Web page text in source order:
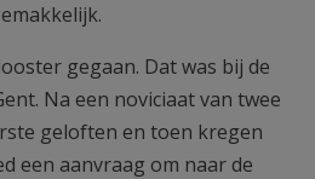
gegaan. Dat was bij de
Na een noviciaat van twee
geloften en toen kregen
een aanvraag om naar de